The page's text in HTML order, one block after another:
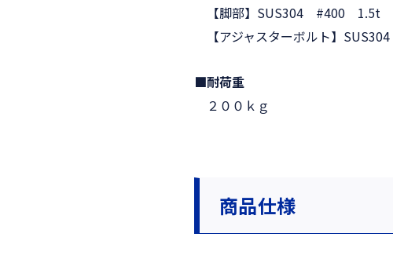
【脚部】SUS304 #400 1.5t
【アジャスターボルト】
■耐荷重
２００ｋｇ
商品仕様